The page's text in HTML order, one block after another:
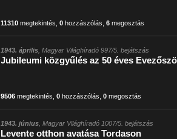
11310 megtekintés ,0 hozzászólás ,6 megosztás
1943. április , Magyar Világhíradó 997/5. bejátszás
Jubileumi közgyűlés az 50 éves
9506 megtekintés ,0 hozzászólás ,0 megosztás
1943. június , Magyar Világhíradó 1007/5. bejátszás
Levente otthon avatása Tordason